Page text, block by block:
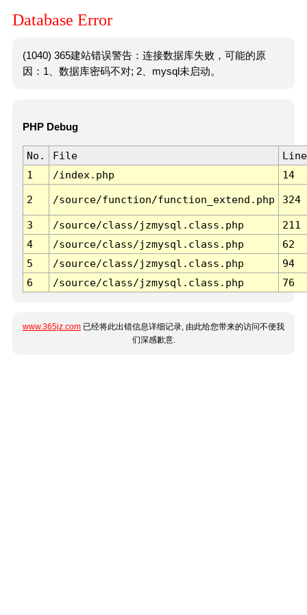
Database Error
(1040) 365建站错误警告：连接数据库失败，可能的原
因：1、数据库密码不对; 2、mysql未启动。
PHP Debug
No. File
Line
1
/index.php 14
2 /source/function/function_extend.php 324
3 /source/class/jzmysql.class.php
211
4
/source/class/jzmysql.class.php
62
5
/source/class/jzmysql.class.php
94
6
/source/class/jzmysql.class.php 76
www.365jz.com 已经将此出错信息详细记录, 由此给您带来的访问不便我
们深感歉意.